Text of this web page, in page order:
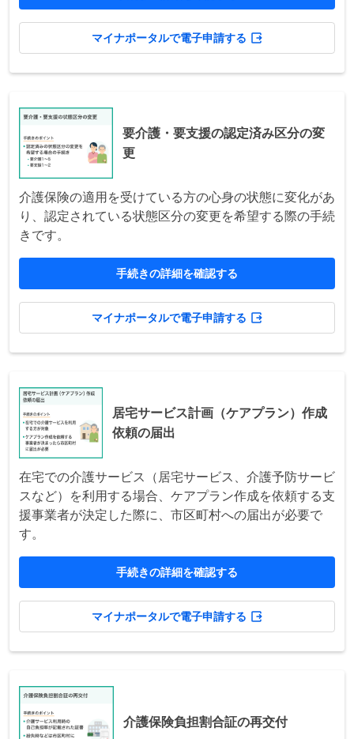
マイナポータルで電子申請する
要介護・要支援の認定済み区分の変
更
介護保険の適用を受けている方の心身の状態に変化があ
り、認定されている状態区分の変更を希望する際の手続
きです。
手続きの詳細を確認する
マイナポータルで電子申請する
居宅サービス計画（ケアプラン）作成
依頼の届出
在宅での介護サービス（居宅サービス、介護予防サービ
スなど）を利用する場合、ケアプラン作成を依頼する支
援事業者が決定した際に、市区町村への届出が必要で
す。
手続きの詳細を確認する
マイナポータルで電子申請する
介護保険負担割合証の再交付